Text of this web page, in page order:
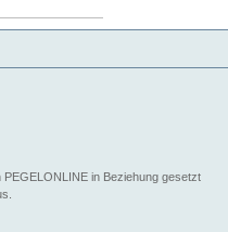
in Beziehung gesetzt